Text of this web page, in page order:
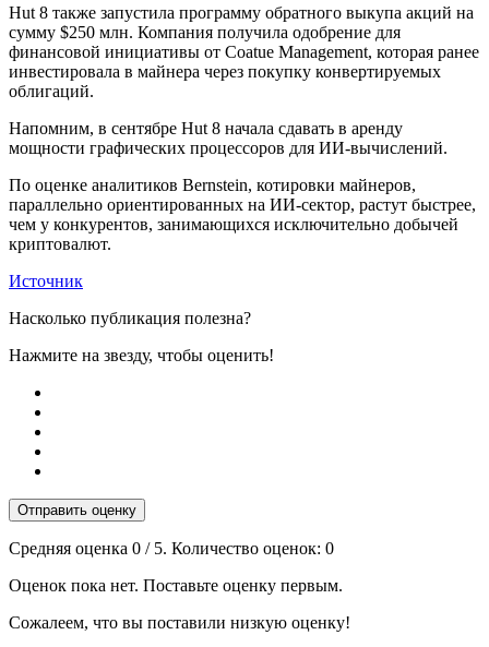
Hut 8 также запустила программу обратного выкупа акций на
сумму $250 млн. Компания получила одобрение для
финансовой инициативы от Coatue Management, которая ранее
инвестировала в майнера через покупку конвертируемых
облигаций.
Напомним, в сентябре Hut 8 начала сдавать в аренду
мощности графических процессоров для ИИ-вычислений.
По оценке аналитиков Bernstein, котировки майнеров,
параллельно ориентированных на ИИ-сектор, растут быстрее,
чем у конкурентов, занимающихся исключительно добычей
криптовалют.
Источник
Насколько публикация полезна?
Нажмите на звезду, чтобы оценить!
Отправить оценку
Средняя оценка 0 / 5. Количество оценок: 0
Оценок пока нет. Поставьте оценку первым.
Сожалеем, что вы поставили низкую оценку!